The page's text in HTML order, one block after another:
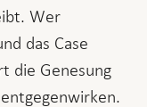
Wer
das Case
die Genesung